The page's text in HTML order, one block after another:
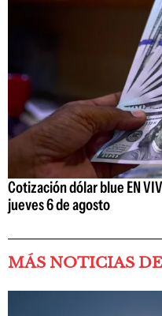
Cotización dólar blue EN
jueves 6 de agosto
MÁS NOTICIAS